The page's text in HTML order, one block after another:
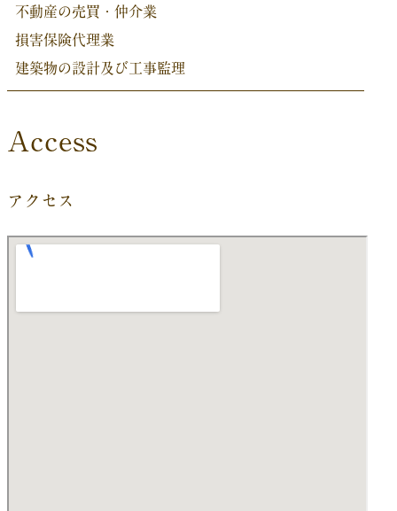
不動産の売買・仲介業
損害保険代理業
建築物の設計及び工事監理
Access
アクセス